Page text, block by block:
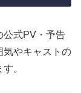
公式PV・予告
気やキャストの
。